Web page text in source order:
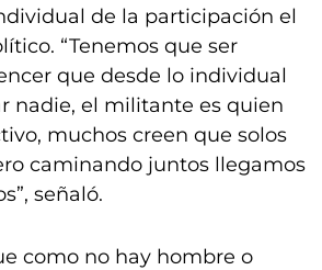
de la participación el
“Tenemos que ser
que desde lo individual
nadie, el militante es quien
muchos creen que solos
caminando juntos llegamos
señaló.
como no hay hombre o